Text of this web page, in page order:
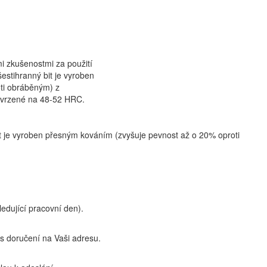
zkušenostmi za použití
bit je vyroben
obráběným) z
na 48-52 HRC.
vyroben přesným kováním (zvyšuje pevnost až o 20% oproti
pracovní den).
doručení na Vaši adresu.